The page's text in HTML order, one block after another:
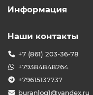
Информация
Наши контакты
+7 (861) 203-36-78
+79384848264
+79615137737
buranlog1@yandex.ru